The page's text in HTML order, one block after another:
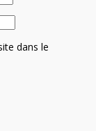
dans le